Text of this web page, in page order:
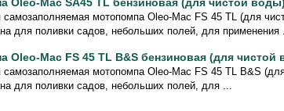
самозаполняемая мотопомпа Oleo-Mac FS 45 TL (для
для поливки садов, небольших полей, для применения
Oleo-Mac FS 45 TL B&S бензиновая (для чистой
самозаполняемая мотопомпа Oleo-Mac FS 45 TL B&S
для поливки садов, небольших полей, для ...